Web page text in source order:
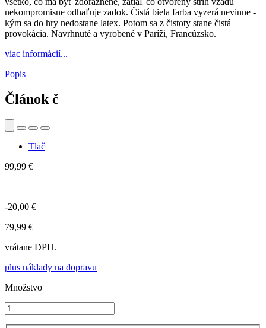
nekompromisne odhaľuje zadok. Čistá biela farba vyzerá nevinne -
kým sa do hry nedostane latex. Potom sa z čistoty stane čistá
provokácia. Navrhnuté a vyrobené v Paríži, Francúzsko.
viac informácií...
Popis
Článok č
Tlač
99,99 €
-20,00 €
79,99 €
vrátane DPH.
plus náklady na dopravu
Množstvo